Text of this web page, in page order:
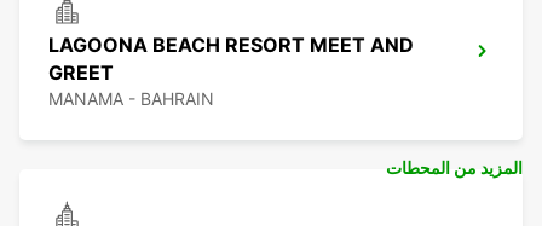
LAGOONA BEACH RESORT MEET AND
GREET
MANAMA - BAHRAIN
المزيد من المحطات